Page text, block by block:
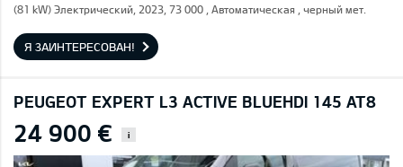
(81 kW) Электрический, 2023, 73 000 , Автоматическая , черный мет.
Я ЗАИНТЕРЕСОВАН!
PEUGEOT EXPERT L3 ACTIVE BLUEHDI 145 AT8
24 900 € i